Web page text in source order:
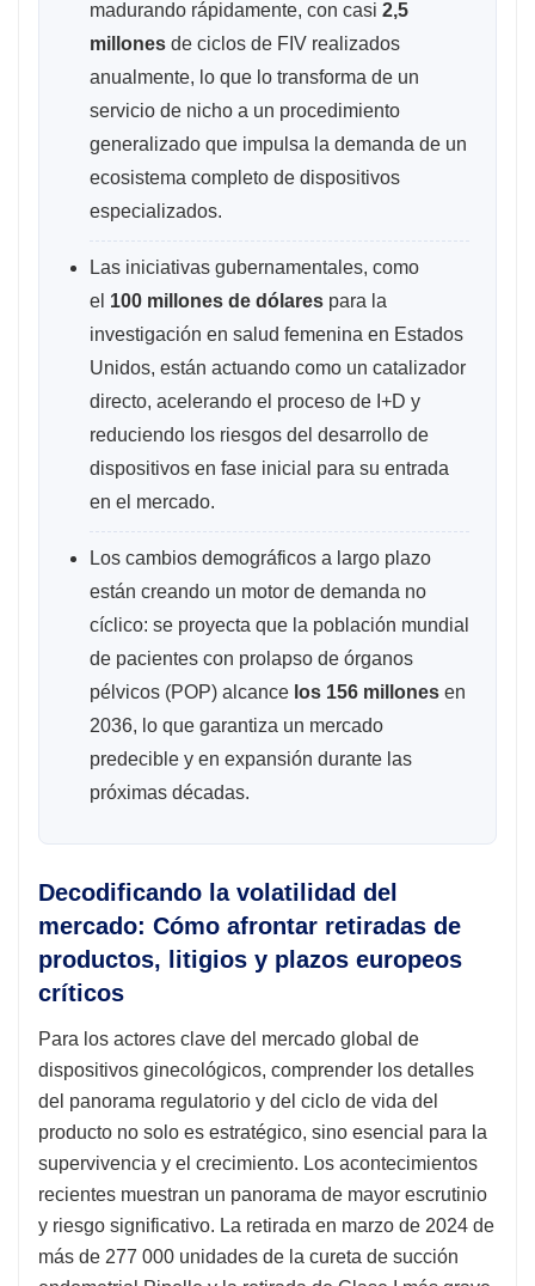
madurando rápidamente, con casi 2,5
millones de ciclos de FIV realizados
anualmente, lo que lo transforma de un
servicio de nicho a un procedimiento
generalizado que impulsa la demanda de un
ecosistema completo de dispositivos
especializados.
Las iniciativas gubernamentales, como
el 100 millones de dólares para la
investigación en salud femenina en Estados
Unidos, están actuando como un catalizador
directo, acelerando el proceso de I+D y
reduciendo los riesgos del desarrollo de
dispositivos en fase inicial para su entrada
en el mercado.
Los cambios demográficos a largo plazo
están creando un motor de demanda no
cíclico: se proyecta que la población mundial
de pacientes con prolapso de órganos
pélvicos (POP) alcance los 156 millones en
2036, lo que garantiza un mercado
predecible y en expansión durante las
próximas décadas.
Decodificando la volatilidad del
mercado: Cómo afrontar retiradas de
productos, litigios y plazos europeos
críticos
Para los actores clave del mercado global de
dispositivos ginecológicos, comprender los detalles
del panorama regulatorio y del ciclo de vida del
producto no solo es estratégico, sino esencial para la
supervivencia y el crecimiento. Los acontecimientos
recientes muestran un panorama de mayor escrutinio
y riesgo significativo. La retirada en marzo de 2024 de
más de 277 000 unidades de la cureta de succión